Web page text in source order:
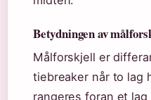
Betydningen av
Målforskjell er
tiebreaker når to lag
rangeres foran et lag